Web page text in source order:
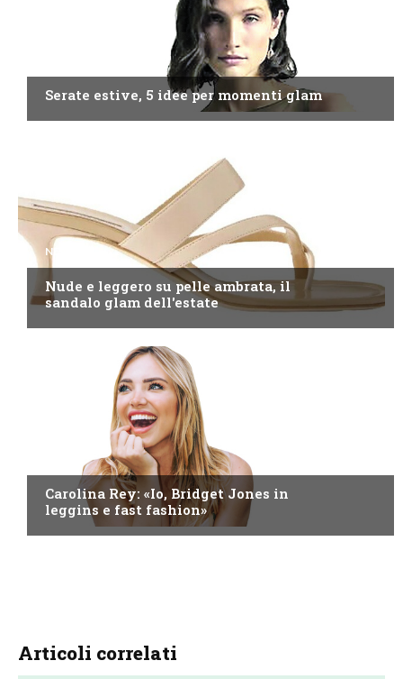
Serate estive, 5 idee per momenti glam
NEWS
Nude e leggero su pelle ambrata, il
sandalo glam dell'estate
Carolina Rey: «Io, Bridget Jones in
leggins e fast fashion»
Articoli correlati